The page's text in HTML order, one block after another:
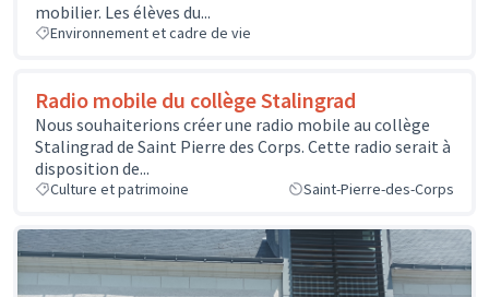
mobilier. Les élèves du...
Environnement et cadre de vie
Radio mobile du collège Stalingrad
Nous souhaiterions créer une radio mobile au collège
Stalingrad de Saint Pierre des Corps. Cette radio serait à
disposition de...
Culture et patrimoine Saint-Pierre-des-Corps